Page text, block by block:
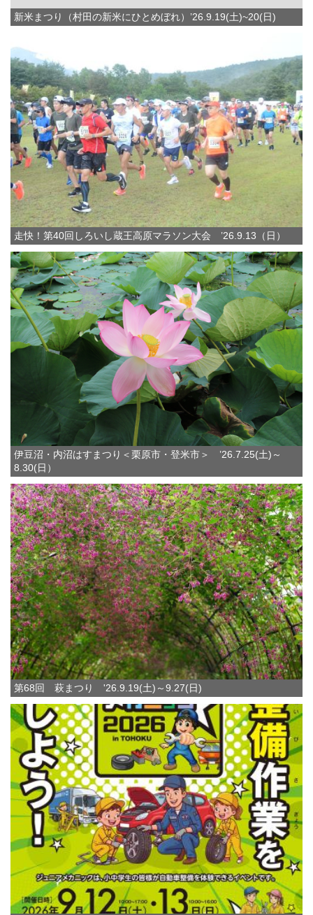
新米まつり（村田の新米にひとめぼれ）’26.9.19(土)~20(日)
走快！第40回しろいし蔵王高原マラソン大会 ’26.9.13（日）
伊豆沼・内沼はすまつり＜栗原市・登米市＞ ’26.7.25(土)～
8.30(日）
第68回 萩まつり '26.9.19(土)～9.27(日)